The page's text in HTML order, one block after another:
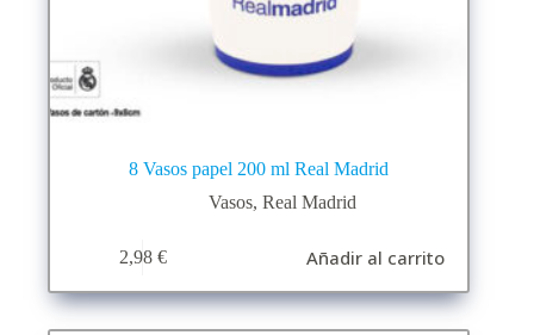
8 Vasos papel 200 ml Real Madrid
Vasos,Real Madrid
2,98 € Añadir al carrito